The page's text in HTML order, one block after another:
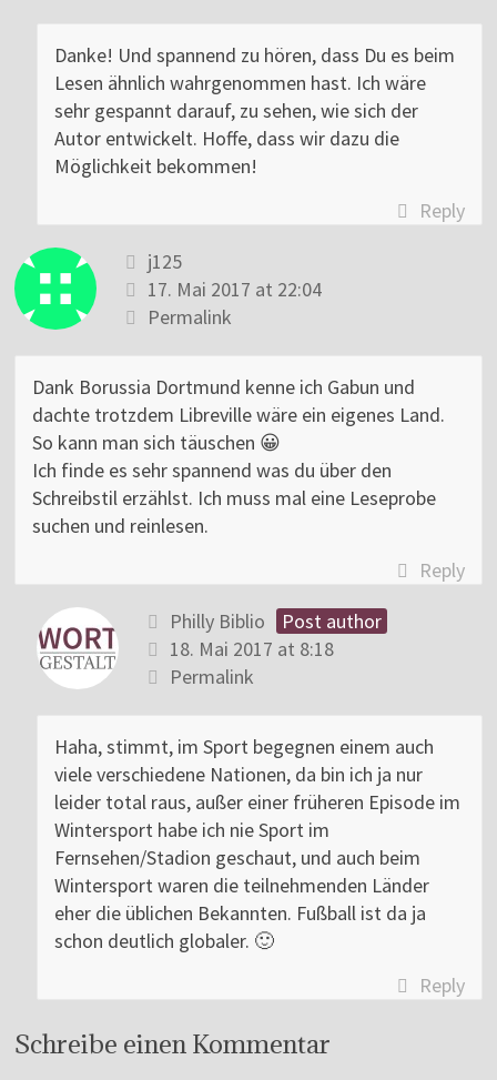
Danke! Und spannend zu hören, dass Du es beim
Lesen ähnlich wahrgenommen hast. Ich wäre
sehr gespannt darauf, zu sehen, wie sich der
Autor entwickelt. Hoffe, dass wir dazu die
Möglichkeit bekommen!
Reply
j125
17. Mai 2017 at 22:04
Permalink
Dank Borussia Dortmund kenne ich Gabun und
dachte trotzdem Libreville wäre ein eigenes Land.
So kann man sich täuschen 😀
Ich finde es sehr spannend was du über den
Schreibstil erzählst. Ich muss mal eine Leseprobe
suchen und reinlesen.
Reply
Philly Biblio
Post author
18. Mai 2017 at 8:18
Permalink
Haha, stimmt, im Sport begegnen einem auch
viele verschiedene Nationen, da bin ich ja nur
leider total raus, außer einer früheren Episode im
Wintersport habe ich nie Sport im
Fernsehen/Stadion geschaut, und auch beim
Wintersport waren die teilnehmenden Länder
eher die üblichen Bekannten. Fußball ist da ja
schon deutlich globaler. 🙂
Reply
Schreibe einen Kommentar